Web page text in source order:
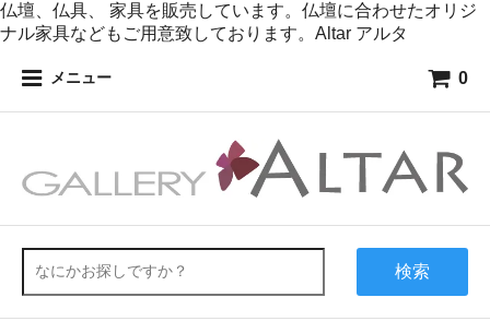
仏壇、仏具、 家具を販売しています。仏壇に合わせたオリジ
ナル家具などもご用意致しております。Altar アルタ
メニュー 0
検索